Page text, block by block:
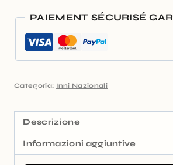
PAIEMENT SÉCURISÉ
Categoria: Inni Nazionali
Descrizione
Informazioni aggiuntive